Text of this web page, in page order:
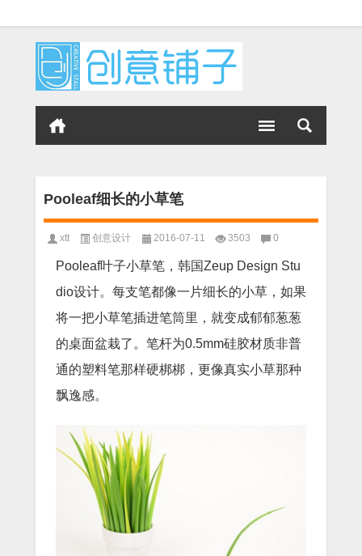
Pooleaf细长的小草笔
xtt 创意设计 2016-07-11 3503 0
Pooleaf叶子小草笔，韩国Zeup Design Stu
dio设计。每支笔都像一片细长的小草，如果
将一把小草笔插进笔筒里，就变成郁郁葱葱
的桌面盆栽了。笔杆为0.5mm硅胶材质非普
通的塑料笔那样硬梆梆，更像真实小草那种
飘逸感。